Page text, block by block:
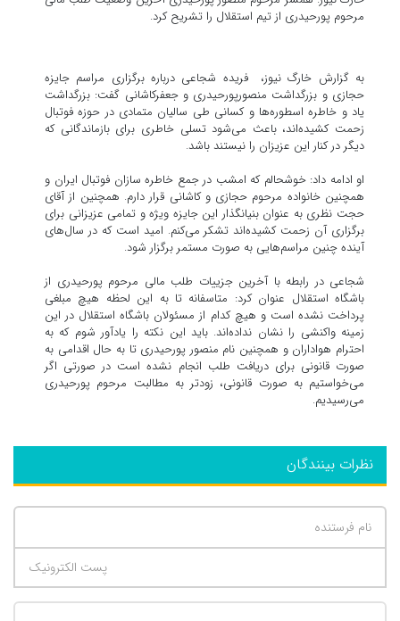
مرحوم پورحیدری از تیم استقلال را تشریح کرد.
به گزارش خارگ نیوز، فریده شجاعی درباره برگزاری مراسم جایزه
حجازی و بزرگداشت منصورپورحیدری و جعفرکاشانی گفت: بزرگداشت
یاد و خاطره اسطوره‌ها و کسانی طی سالیان متمادی در حوزه فوتبال
زحمت کشیده‌اند، باعث می‌شود تسلی خاطری برای بازماندگانی که
دیگر در کنار این عزیزان را نیستند باشد.
او ادامه داد: خوشحالم که امشب در جمع خاطره سازان فوتبال ایران و
همچنین خانواده مرحوم حجازی و کاشانی قرار دارم. همچنین از آقای
حجت نظری به عنوان بنیانگذار این جایزه ویژه و تمامی عزیزانی برای
برگزاری آن زحمت کشیده‌اند تشکر می‌کنم. امید است که در سال‌های
آینده چنین مراسم‌هایی به صورت مستمر برگزار شود.
شجاعی در رابطه با آخرین جزییات طلب مالی مرحوم پورحیدری از
باشگاه استقلال عنوان کرد: متاسفانه تا به این لحظه هیچ مبلغی
پرداخت نشده است و هیچ کدام از مسئولان باشگاه استقلال در این
زمینه واکنشی را نشان نداده‌اند. باید این نکته را یادآور شوم که به
احترام هواداران و همچنین نام منصور پورحیدری تا به حال اقدامی به
صورت قانونی برای دریافت طلب انجام نشده است در صورتی اگر
می‌خواستیم به صورت قانونی، زودتر به مطالبت مرحوم پورحیدری
می‌رسیدیم.
نظرات بینندگان